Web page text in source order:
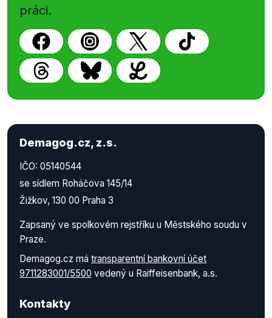
práci.
Demagog.cz, z.s.
IČO: 05140544
se sídlem Roháčova 145/14
Žižkov, 130 00 Praha 3
Zapsaný ve spolkovém rejstříku u Městského soudu v
Praze.
Demagog.cz má transparentní bankovní účet
9711283001/5500 vedený u Raiffeisenbank, a.s.
Kontakty